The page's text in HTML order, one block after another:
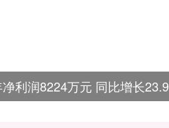
利润8224万元 同比增长